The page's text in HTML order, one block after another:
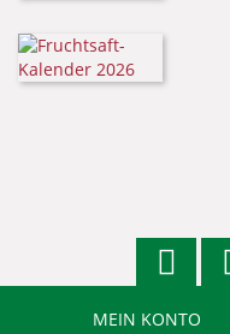
MEIN KONTO